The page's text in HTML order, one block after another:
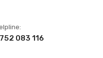
083 116